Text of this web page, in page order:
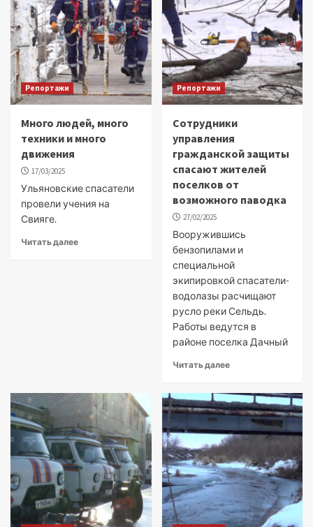
Репортажи
Много людей, много
техники и много
движения
17/03/2025
Ульяновские спасатели
провели учения на
Свияге.
Читать далее
Репортажи
Сотрудники
управления
гражданской защиты
спасают жителей
поселков от
возможного паводка
27/02/2025
Вооружившись
бензопилами и
специальной
экипировкой спасатели-
водолазы расчищают
русло реки Сельдь.
Работы ведутся в
районе поселка Дачный
Читать далее